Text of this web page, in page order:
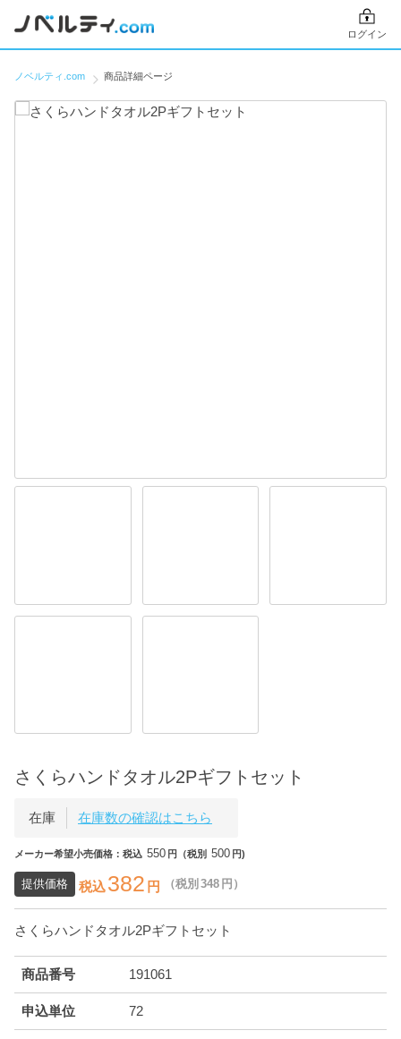
ログイン
ノベルティ.com 商品詳細ページ
さくらハンドタオル2Pギフトセット
在庫 在庫数の確認はこちら
メーカー希望小売価格：税込 550 円（税別 500 円)
提供価格 税込382 円 （税別 348 円）
さくらハンドタオル2Pギフトセット
商品番号 191061
申込単位 72